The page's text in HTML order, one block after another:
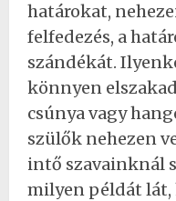
határokat,
felfedezés, a
szándékát.
könnyen
csúnya vagy
szülők nehezen
intő szavainknál
milyen példát lát,